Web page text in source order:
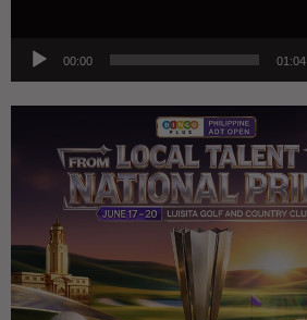
00:00 01:04